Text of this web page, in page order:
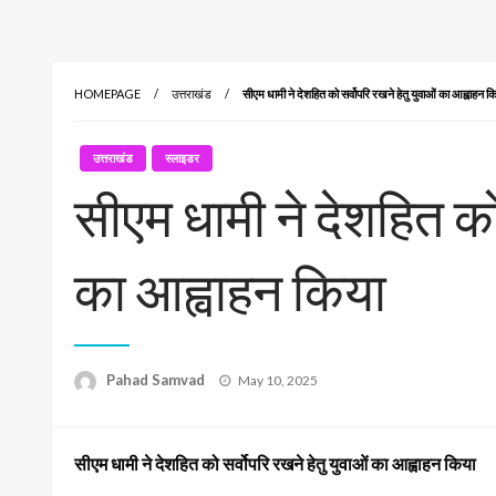
HOMEPAGE उत्तराखंड सीएम धामी ने देशहित को सर्वोपरि रखने हेतु युवाओं का आह्वाहन
उत्तराखंड स्लाइडर
सीएम धामी ने देशहित
का आह्वाहन किया
Pahad Samvad
Posted
May 10, 2025
सीएम धामी ने देशहित को सर्वोपरि रखने हेतु युवाओं का आह्वाहन किया